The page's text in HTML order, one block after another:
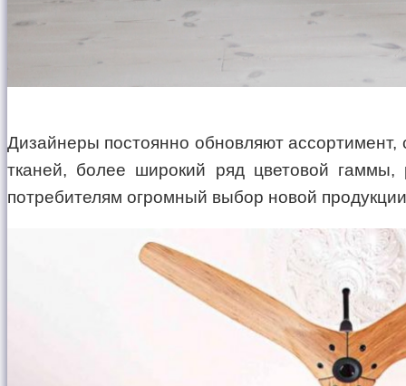
Дизайнеры постоянно обновляют
тканей, более широкий ряд цветовой гаммы,
потребителям огромный выбор новой